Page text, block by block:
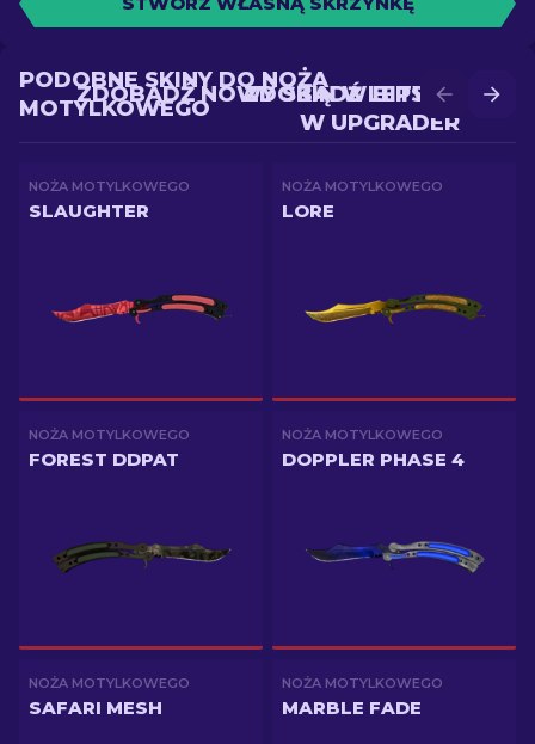
ZDOBĄDŹ LEPSZY SKIN
W UPGRADER
ZDOBĄDŹ NOWY SKIN W BITWIE
PODOBNE SKINY DO NOŻA
MOTYLKOWEGO
NOŻA MOTYLKOWEGO
SLAUGHTER
NOŻA MOTYLKOWEGO
LORE
NOŻA MOTYLKOWEGO
FOREST DDPAT
NOŻA MOTYLKOWEGO
DOPPLER PHASE 4
NOŻA MOTYLKOWEGO
SAFARI MESH
NOŻA MOTYLKOWEGO
MARBLE FADE